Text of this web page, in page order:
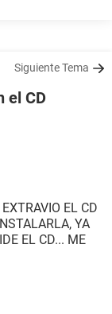
Siguiente Tema
el CD
EL CD
YA
EL CD... ME